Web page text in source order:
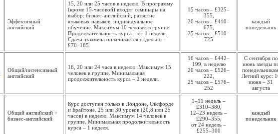
Эффективный
английс­кий
15, 20 или 25 часов в неделю. В программу
(кроме 15-часовой) входят семинары на
выбор: бизнес-английский, развитие
языковых навыков, индивидуальное
обучение. Максимум 10 человек в группе.
Продолжительность курса – от 1 недели.
Сдача экзамена оплачивается отдельно –
£70–185.
15 часов – £325–
355,
20 часов – £410–
675,
25 часов – £510–
725
каждый
понедельник
Общий/интенсивный
английский
16, 20 или 24 часа в неделю. Максимум 15
человек в группе. Минимальная
продолжительность курса – 2 недели.
16 часов – £442–
199, в неделю
20 часов – £526–
222,
25 часов – £576–
252
С сентября по
июнь заезды
понедельникам.
Летний курс:
июня – 31
августа
Общий английский +
бизнес-английский
Курс доступен только в Лондоне, Оксфорде
и Брайтоне. 25 или 30 уроков (20,8 или 25
часов) в неделю. Максимум 14 человек в
группе. Минимальная продолжи­тельность
курса – 1 неделя.
1–11 недель –
£310–380,
12–23 недель –
£290–355,
от 24 недель –
£255–300
каждый
понедель­ник